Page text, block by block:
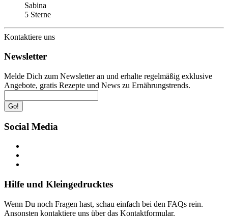
Sabina
5 Sterne
Kontaktiere uns
Newsletter
Melde Dich zum Newsletter an und erhalte regelmäßig exklusive
Angebote, gratis Rezepte und News zu Ernährungstrends.
Go!
Social Media
Hilfe und Kleingedrucktes
Wenn Du noch Fragen hast, schau einfach bei den FAQs rein.
Ansonsten kontaktiere uns über das Kontaktformular.